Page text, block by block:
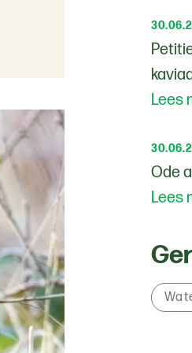
Lees
Ode
Lees